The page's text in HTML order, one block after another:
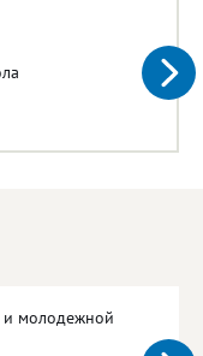
и молодежной